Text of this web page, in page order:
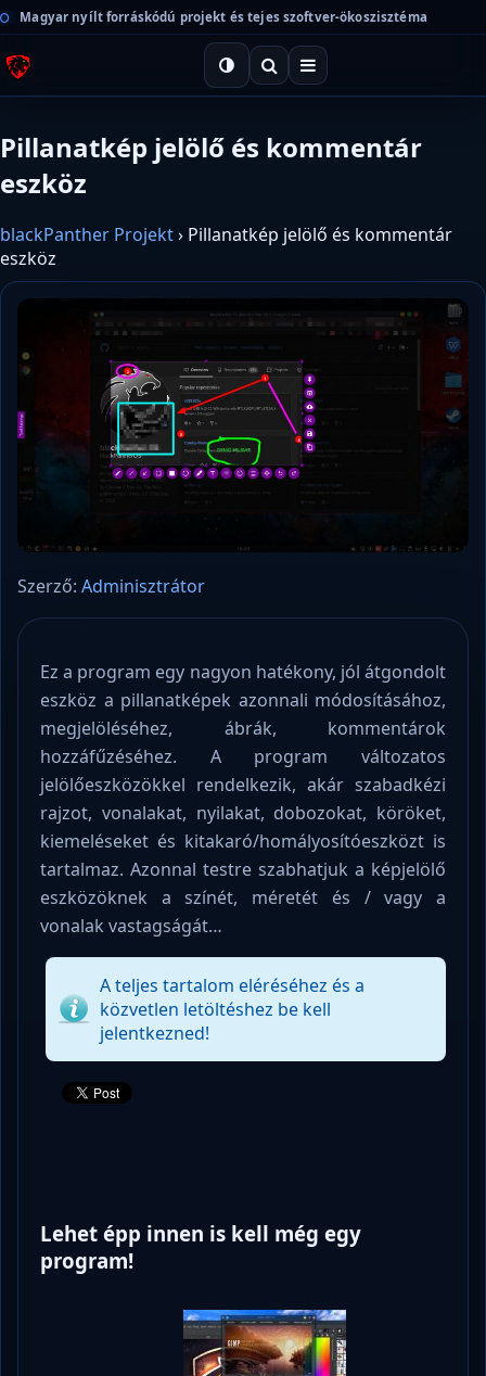
Magyar nyílt forráskódú projekt és tejes szoftver-ökoszisztéma
Pillanatkép jelölő és kommentár
eszköz
blackPanther Projekt› Pillanatkép jelölő és kommentár
eszköz
Szerző: Adminisztrátor
Ez a program egy nagyon hatékony, jól átgondolt
eszköz a pillanatképek azonnali módosításához,
megjelöléséhez, ábrák, kommentárok
hozzáfűzéséhez. A program változatos
jelölőeszközökkel rendelkezik, akár szabadkézi
rajzot, vonalakat, nyilakat, dobozokat, köröket,
kiemeléseket és kitakaró/homályosítóeszközt is
tartalmaz. Azonnal testre szabhatjuk a képjelölő
eszközöknek a színét, méretét és / vagy a
vonalak vastagságát…
A teljes tartalom eléréséhez és a
közvetlen letöltéshez be kell
jelentkezned!
Lehet épp innen is kell még egy
program!